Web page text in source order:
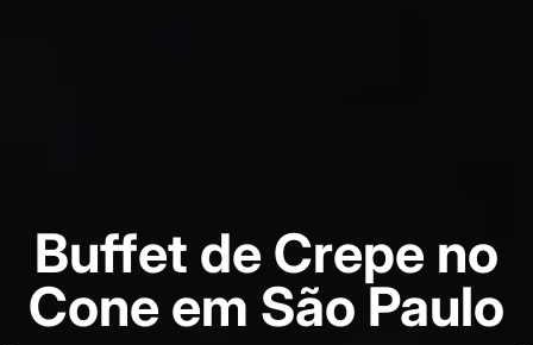
Buffet de Crepe no
Cone em São Paulo